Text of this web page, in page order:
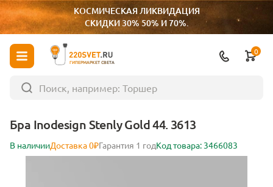
КОСМИЧЕСКАЯ ЛИКВИДАЦИЯ
СКИДКИ 30% 50% И 70%.
ГИПЕРМАРКЕТ СВЕТА
0
Бра Inodesign Stenly Gold 44. 3613
В наличииДоставка 0₽Гарантия 1 годКод товара: 3466083